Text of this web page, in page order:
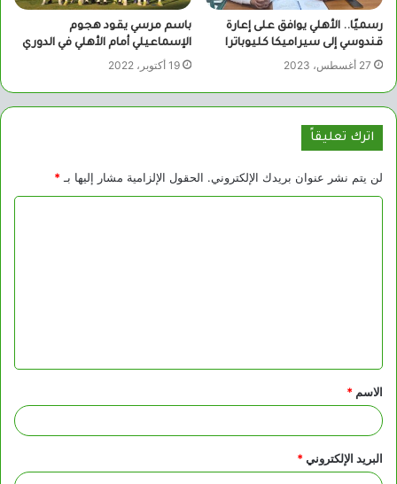
رسميًا.. الأهلي يوافق على إعارة
قندوسي إلى سيراميكا كليوباترا
27 أغسطس، 2023
باسم مرسي يقود هجوم
الإسماعيلي أمام الأهلي في الدوري
19 أكتوبر، 2022
اترك تعليقاً
لن يتم نشر عنوان بريدك الإلكتروني. الحقول الإلزامية مشار إليها بـ *
ق
*
الاسم *
البريد الإلكتروني*